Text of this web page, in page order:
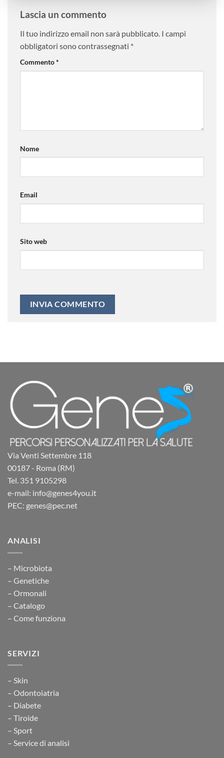
Lascia un commento
Il tuo indirizzo email non sarà pubblicato. I campi
obbligatori sono contrassegnati *
Commento*
Nome
Email
Sito web
Via Venti Settembre 118
00187 - Roma (RM)
Tel. 351 9105298
e-mail: info@genes4you.it
PEC: genes@pec.net
ANALISI
– Microbiota
– Genetiche
– Ormonali
– Catalogo
– Come funziona
SERVIZI
– Skin
– Odontoiatria
– Diabete
– Tiroide
– Sport
– Service di analisi